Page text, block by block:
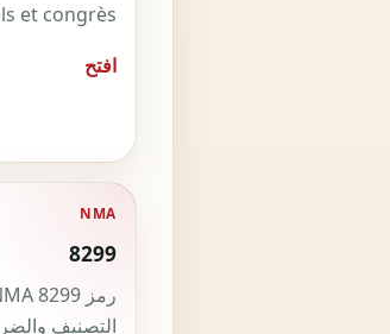
et congrès.
افتح
NMA
8299